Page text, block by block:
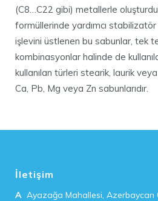
(C8…C22 gibi) metallerle
formüllerinde yardımcı stabilizatör
işlevini üstlenen bu sabunlar, tek
kombinasyonlar halinde de
kullanılan türleri stearik, laurik
Ca, Pb, Mg veya Zn sabunlarıdır.
İletişim
A Ayazağa Mahallesi, Azerbaycan